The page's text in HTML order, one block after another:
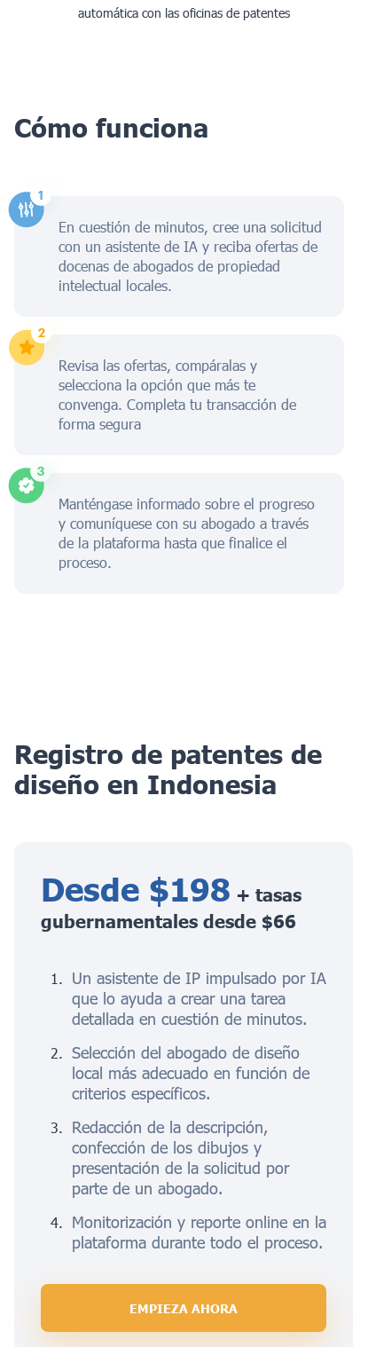
automática con las oficinas de patentes
Cómo funciona
En cuestión de minutos, cree una solicitud
con un asistente de IA y reciba ofertas de
docenas de abogados de propiedad
intelectual locales.
Revisa las ofertas, compáralas y
selecciona la opción que más te
convenga. Completa tu transacción de
forma segura
Manténgase informado sobre el progreso
y comuníquese con su abogado a través
de la plataforma hasta que finalice el
proceso.
Registro de patentes de
diseño en Indonesia
Desde $198 + tasas
gubernamentales desde $66
Un asistente de IP impulsado por IA
que lo ayuda a crear una tarea
detallada en cuestión de minutos.
Selección del abogado de diseño
local más adecuado en función de
criterios específicos.
Redacción de la descripción,
confección de los dibujos y
presentación de la solicitud por
parte de un abogado.
Monitorización y reporte online en la
plataforma durante todo el proceso.
EMPIEZA AHORA